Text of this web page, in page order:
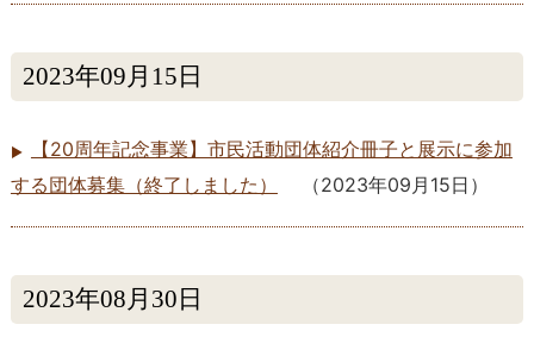
2023年09月15日
【20周年記念事業】市民活動団体紹介冊子と展示に参加
する団体募集（終了しました）
（2023年09月15日 ）
2023年08月30日